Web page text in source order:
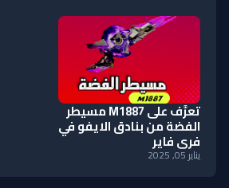
تعرَّف على M1887 مسيطر
الفضة من بنادق الايفو في
فري فاير
يناير 05, 2025